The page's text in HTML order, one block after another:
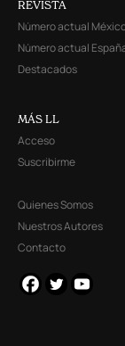
REVISTA
Número actual
Número actual
Destacados
MÁS LL
Acceso
Suscribirme
Quienes Somos
Nuestros Autores
Contacto